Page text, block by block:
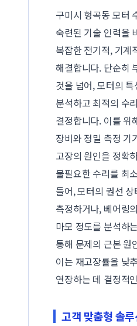
구미시 형곡동 모터
숙련된 기술 인력을
복잡한 전기적, 기계
해결합니다. 단순히
것을 넘어, 모터의
분석하고 최적의 수
결정합니다. 이를 위
장비와 정밀 측정 기
고장의 원인을 정확
불필요한 수리를 최
들어, 모터의 권선
측정하거나, 베어링
마모 정도를 분석하
통해 문제의 근본 원
이는 재고장률을 낮
연장하는 데 결정적
고객 맞춤형 솔